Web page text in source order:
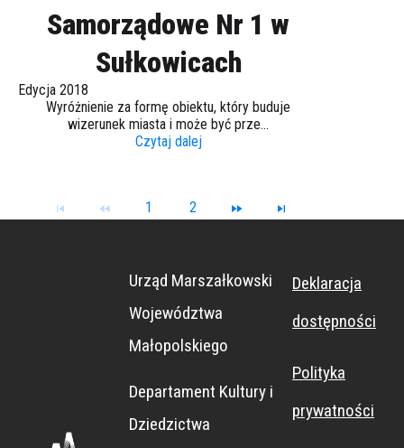
Samorządowe Nr 1 w
Sułkowicach
Edycja 2018
Wyróżnienie za formę obiektu, który buduje
wizerunek miasta i może być prze...
Czytaj dalej
1 2
Urząd Marszałkowski
Województwa
Małopolskiego
Departament Kultury i
Dziedzictwa
Deklaracja
dostępności
Polityka
prywatności